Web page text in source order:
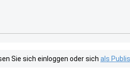
Sie sich einloggen oder sich als